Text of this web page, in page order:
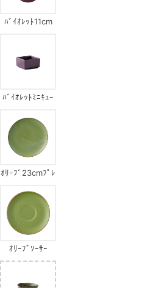
ﾊﾞｲｵﾚｯﾄ11cm
ﾊﾞｲｵﾚｯﾄﾐﾆｷｭｰ
ｵﾘｰﾌﾞ23cmﾌﾟﾚ
ｵﾘｰﾌﾞｿｰｻｰ